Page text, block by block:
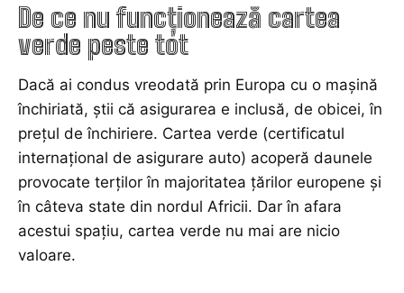
De ce nu funcționează cartea
verde peste tot
Dacă ai condus vreodată prin Europa cu o mașină
închiriată, știi că asigurarea e inclusă, de obicei, în
prețul de închiriere. Cartea verde (certificatul
internațional de asigurare auto) acoperă daunele
provocate terților în majoritatea țărilor europene și
în câteva state din nordul Africii. Dar în afara
acestui spațiu, cartea verde nu mai are nicio
valoare.